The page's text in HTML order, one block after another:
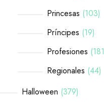
Princesas 103
Príncipes 19
Profesiones 181
Regionales 44
Halloween 379